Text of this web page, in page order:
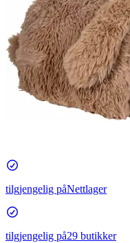
tilgjengelig påNettlager
tilgjengelig på29 butikker